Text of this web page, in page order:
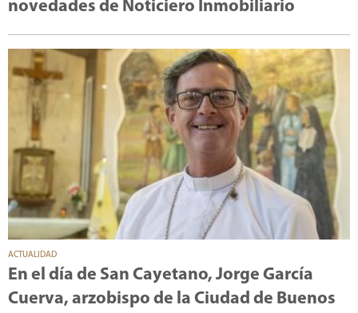
novedades de Noticiero Inmobiliario
ACTUALIDAD
En el día de San Cayetano, Jorge García
Cuerva, arzobispo de la Ciudad de Buenos